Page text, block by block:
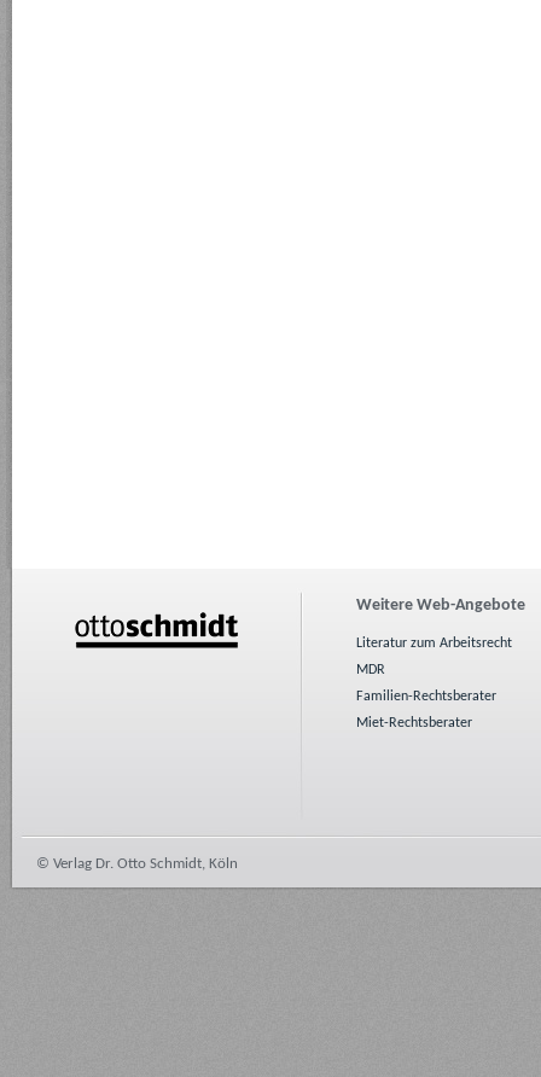
Weitere Web-Angebote
Literatur zum Arbeitsrecht
MDR
Familien-Rechtsberater
Miet-Rechtsberater
© Verlag Dr. Otto Schmidt, Köln